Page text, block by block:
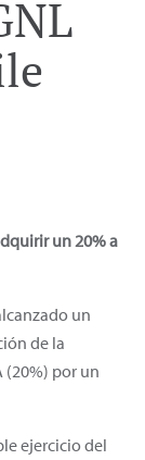
un 20% a
un
de la
(20%) por un
ejercicio del